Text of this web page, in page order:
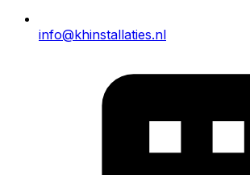
info@khinstallaties.nl